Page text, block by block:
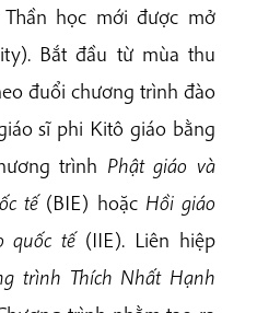
học mới được mở
Bắt đầu từ mùa thu
đuổi chương trình đào
sĩ phi Kitô giáo bằng
trình Phật giáo và
tế(BIE) hoặc Hồi giáo
quốc tế(IIE). Liên hiệp
trình Thích Nhất Hạnh